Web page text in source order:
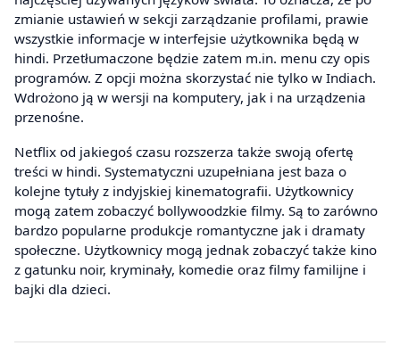
zmianie ustawień w sekcji zarządzanie profilami, prawie
wszystkie informacje w interfejsie użytkownika będą w
hindi. Przetłumaczone będzie zatem m.in. menu czy opis
programów. Z opcji można skorzystać nie tylko w Indiach.
Wdrożono ją w wersji na komputery, jak i na urządzenia
przenośne.
Netflix od jakiegoś czasu rozszerza także swoją ofertę
treści w hindi. Systematyczni uzupełniana jest baza o
kolejne tytuły z indyjskiej kinematografii. Użytkownicy
mogą zatem zobaczyć bollywoodzkie filmy. Są to zarówno
bardzo popularne produkcje romantyczne jak i dramaty
społeczne. Użytkownicy mogą jednak zobaczyć także kino
z gatunku noir, kryminały, komedie oraz filmy familijne i
bajki dla dzieci.